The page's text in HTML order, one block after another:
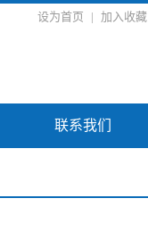
设为首页 | 加入收藏
联系我们